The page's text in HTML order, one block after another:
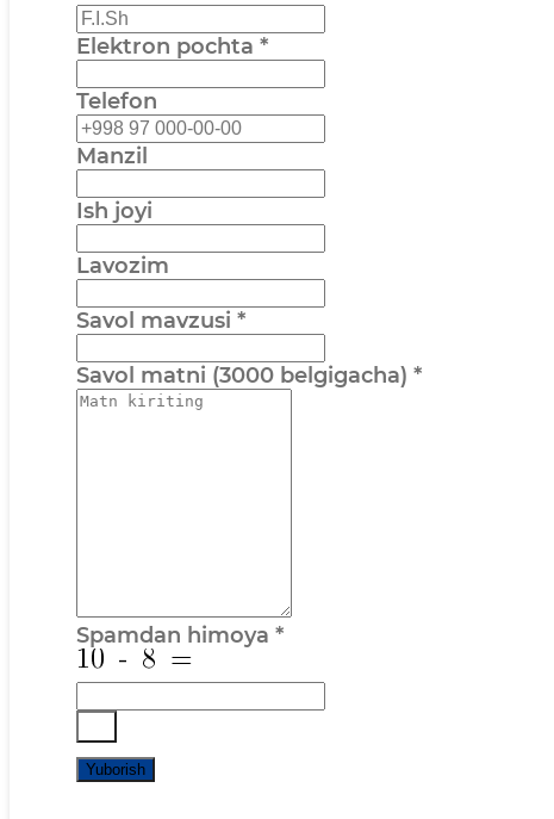
Elektron pochta *
Telefon
Manzil
Ish joyi
Lavozim
Savol mavzusi *
Savol matni (3000 belgigacha) *
Spamdan himoya *
Yuborish